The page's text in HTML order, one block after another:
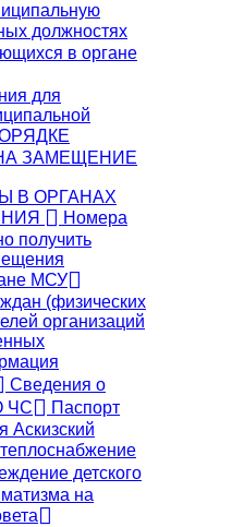
должностях
в органе
для
ЗАМЕЩЕНИЕ
В ОРГАНАХ
Номера
получить
МСУ
(физических
организаций
Сведения о
ЧС
Паспорт
Аскизский
детского
на